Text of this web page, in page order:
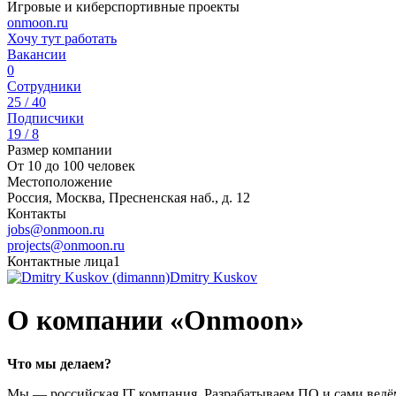
Игровые и киберспортивные проекты
onmoon.ru
Хочу тут работать
Вакансии
0
Сотрудники
25 / 40
Подписчики
19 / 8
Размер компании
От 10 до 100 человек
Местоположение
Россия, Москва, Пресненская наб., д. 12
Контакты
jobs@onmoon.ru
projects@onmoon.ru
Контактные лица1
Dmitry Kuskov
О компании «Onmoon»
Что мы делаем?